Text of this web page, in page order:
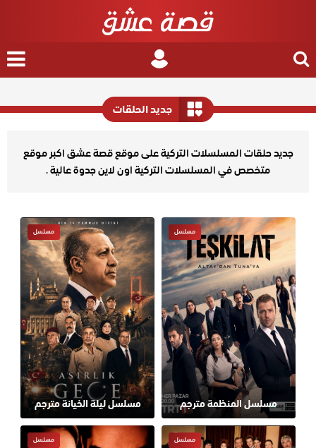
Search
for
Login
جديد الحلقات
جديد حلقات المسلسلات التركية على موقع قصة عشق اكبر موقع
متخصص في المسلسلات التركية اون لاين جدوة عالية .
مسلسل المنظمة مترجم
مسلسل
مسلسل ليلة الخيانة مترجم
مسلسل
مسلسل مسلسل